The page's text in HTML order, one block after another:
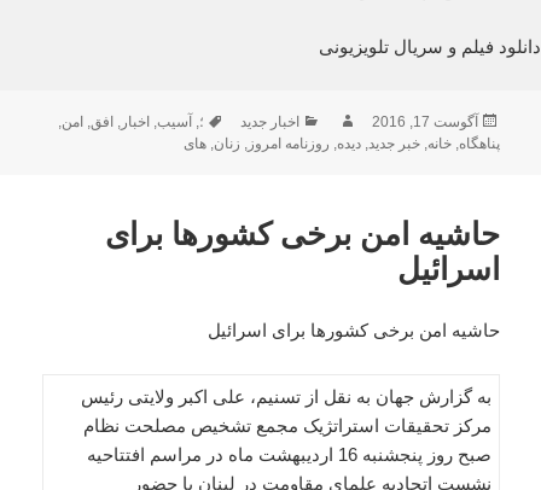
دانلود فیلم و سریال تلویزیونی
ارسال
شده
آگوست 17, 2016 نویسندهدسته‌ها
اخبار جدید برچسب‌ها؛, آسیب, اخبار, افق, امن,
پناهگاه,خانه,خبر جدید,دیده, روزنامه امروز, زنان,های
حاشیه امن برخی کشورها برای
اسرائیل
حاشیه امن برخی کشورها برای اسرائیل
به گزارش جهان به نقل از تسنیم، علی اکبر ولایتی رئیس
مرکز تحقیقات استراتژیک مجمع تشخیص مصلحت نظام
صبح روز پنجشنبه 16 اردیبهشت ماه در مراسم افتتاحیه
نشست اتحادیه علمای مقاومت در لبنان با حضور